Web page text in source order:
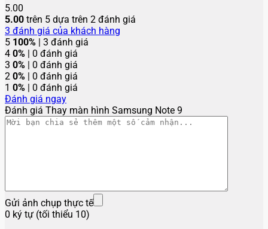
5.00
5.00 trên 5 dựa trên 2 đánh giá
3 đánh giá của khách hàng
5 100% | 3 đánh giá
4 0% | 0 đánh giá
3 0% | 0 đánh giá
2 0% | 0 đánh giá
1 0% | 0 đánh giá
Đánh giá ngay
Đánh giá Thay màn hình Samsung Note 9
Gửi ảnh chụp thực tế
0 ký tự (tối thiểu 10)